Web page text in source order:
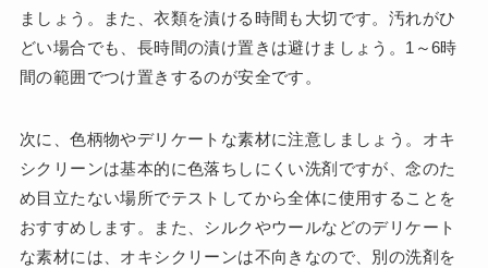
ましょう。また、衣類を漬ける時間も大切です。汚れがひ
どい場合でも、長時間の漬け置きは避けましょう。1～6時
間の範囲でつけ置きするのが安全です。
次に、色柄物やデリケートな素材に注意しましょう。オキ
シクリーンは基本的に色落ちしにくい洗剤ですが、念のた
め目立たない場所でテストしてから全体に使用することを
おすすめします。また、シルクやウールなどのデリケート
な素材には、オキシクリーンは不向きなので、別の洗剤を